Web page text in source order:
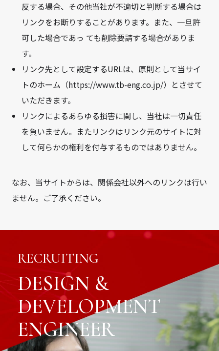
反する場合、その他当社が不適切と判断する場合は
リンクをお断りすることがあります。また、一旦許
可した場合であっ ても削除要請する場合がありま
す。
リンク先として設定するURLは、原則として当サイ
トのホーム（https://www.tb-eng.co.jp/）とさせて
いただきます。
リンクによるあらゆる損害に関し、当社は一切責任
を負いません。またリンクはリンク元のサイトに対
して何らかの権利を付与するものではありません。
なお、当サイトからは、関係会社以外へのリンクは行い
ません。ご了承ください。
RECRUITING
DESIGN &
DEVELOPMENT
ENGINEER